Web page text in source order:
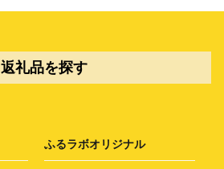
返礼品を探す
ふるラボオリジナル